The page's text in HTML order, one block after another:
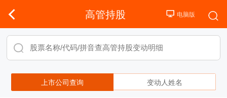
高管持股
上市公司查询 变动人姓名